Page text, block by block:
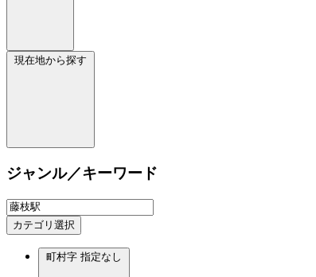
現在地から探す
ジャンル／キーワード
カテゴリ選択
町村字 指定なし